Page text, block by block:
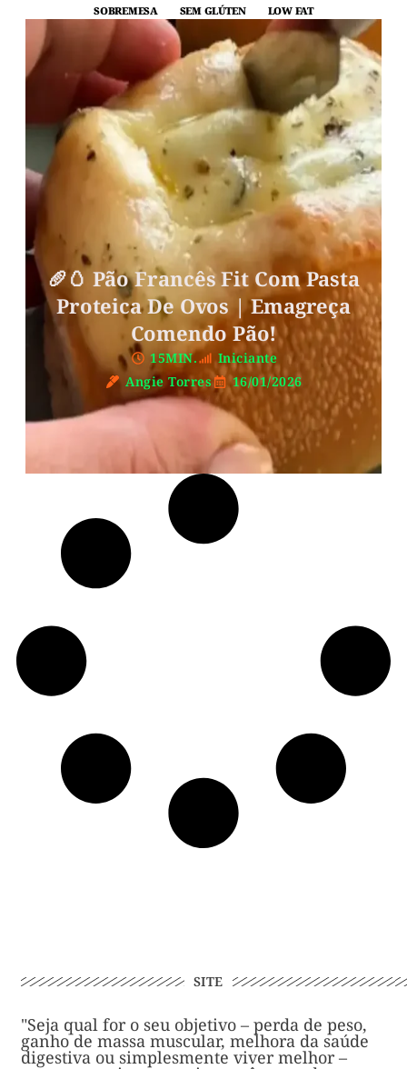
SOBREMESA
SEM GLÚTEN LOW FAT
🥖🥚 Pão Francês Fit Com Pasta
Proteica De Ovos | Emagreça
Comendo Pão!
15MIN.
Iniciante
Angie Torres
16/01/2026
SITE
"Seja qual for o seu objetivo – perda de peso,
ganho de massa muscular, melhora da saúde
digestiva ou simplesmente viver melhor –